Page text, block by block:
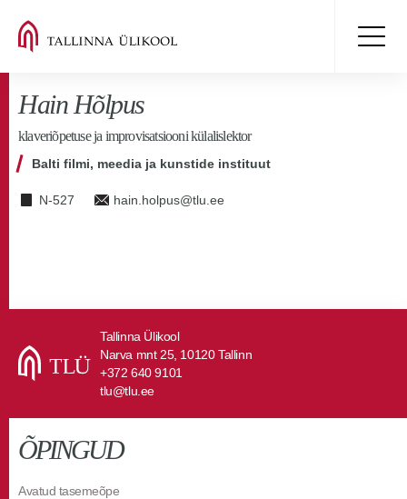
Hain Hõlpus
klaveriõpetuse ja improvisatsiooni külalislektor
Balti filmi, meedia ja kunstide instituut
N-527 hain.holpus@tlu.ee
Tallinna Ülikool
Narva mnt 25, 10120 Tallinn
+372 640 9101
tlu@tlu.ee
ÕPINGUD
Avatud tasemeõpe